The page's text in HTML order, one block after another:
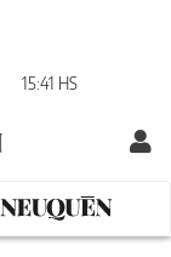
15:41 HS